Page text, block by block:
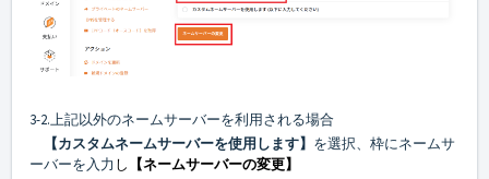
3-2.上記以外のネームサーバーを利用される場合
【カスタムネームサーバーを使用します】 を選択、枠にネームサ
ーバーを入力 し 【ネームサーバーの変更】